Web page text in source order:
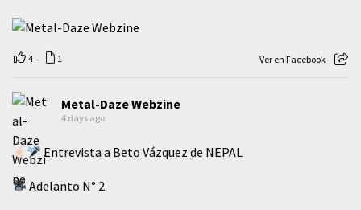
4 1 Ver en Facebook
Metal-Daze Webzine
4 days ago
Entrevista a Beto Vázquez de NEPAL
Adelanto N° 2